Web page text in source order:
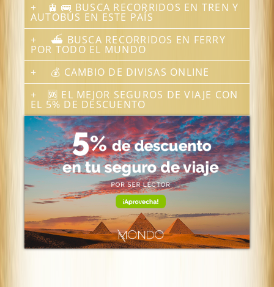
🚊 🚌 BUSCA RECORRIDOS EN TREN Y
AUTOBÚS EN ESTE PAÍS
⛴ BUSCA RECORRIDOS EN FERRY
POR TODO EL MUNDO
💰 CAMBIO DE DIVISAS ONLINE
🆘 EL MEJOR SEGUROS DE VIAJE CON
EL 5% DE DESCUENTO